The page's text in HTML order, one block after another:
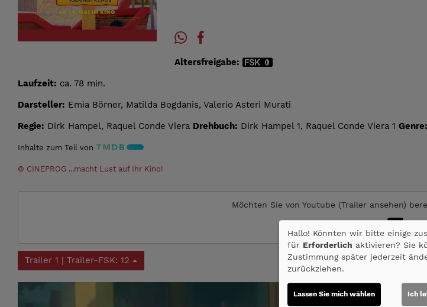
Altersfreigabe:
Laufzeit: ca. 78 min.
Darsteller: Emia Börner, Matilda Bogdanis, Valerio Asteri Murati
Regie: Dirk Hampel, Raquel Conde Viera Drehbuch: Dirk Hampel 1, Raquel Conde Viera 1 Genre:
Inhalte zum Teil von
© CINEPROG ...macht Lust auf Ihr Kino!
Möchten Sie von Youtube (Trailer ansehen)
Trailer 1 | Trailer-FSK: 12
Hallo! Könnten wir bitte einige
für Erforderlich aktivieren? Sie
Zustimmung später jederzeit
zurückziehen.
Lassen Sie mich wählen Ich